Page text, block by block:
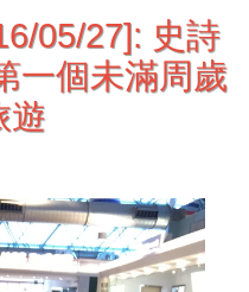
05/27]: 史詩
一個未滿周歲
遊